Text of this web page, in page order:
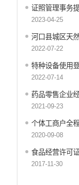
公务员招录
建议提案办理答复
减税降费
重大决策
养老服务
生态环境
义务教育
医疗卫生
政府网站工作年
统计信息
证照管理事务
2023-04-25
河口县城区天
2022-07-22
特种设备使用
2022-07-14
药品零售企业
2021-09-23
个体工商户全
2020-09-08
食品经营许可
2017-11-30